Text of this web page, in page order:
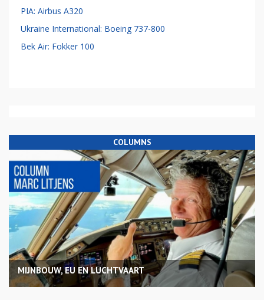
PIA: Airbus A320
Ukraine International: Boeing 737-800
Bek Air: Fokker 100
COLUMNS
MIJNBOUW, EU EN LUCHTVAART